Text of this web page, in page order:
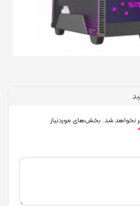
نخواهد شد. بخش‌های موردنیاز